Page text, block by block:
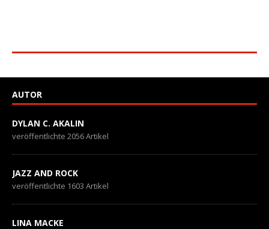
AUTOR
DYLAN C. AKALIN
veröffentlichte 2056 Artikel
JAZZ AND ROCK
veröffentlichte 1603 Artikel
LINA MACKE